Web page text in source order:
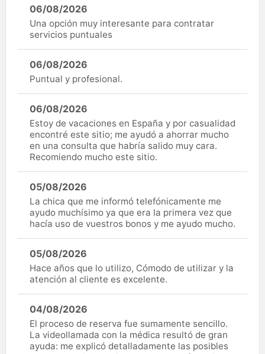
06/08/2026
Una opción muy interesante para contratar
servicios puntuales
06/08/2026
Puntual y profesional.
06/08/2026
Estoy de vacaciones en España y por casualidad
encontré este sitio; me ayudó a ahorrar mucho
en una consulta que habría salido muy cara.
Recomiendo mucho este sitio.
05/08/2026
La chica que me informó telefónicamente me
ayudo muchísimo ya que era la primera vez que
hacía uso de vuestros bonos y me ayudo mucho.
05/08/2026
Hace años que lo utilizo, Cómodo de utilizar y la
atención al cliente es excelente.
04/08/2026
El proceso de reserva fue sumamente sencillo.
La videollamada con la médica resultó de gran
ayuda: me explicó detalladamente las posibles